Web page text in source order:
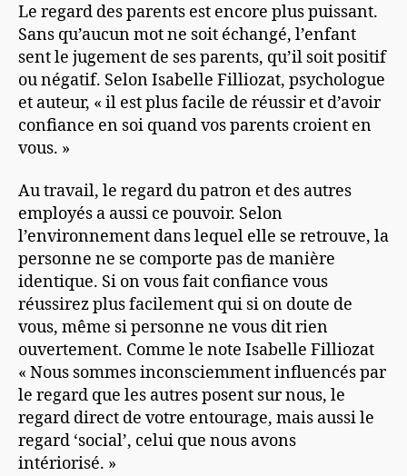
Le regard des parents est encore plus puissant.
Sans qu’aucun mot ne soit échangé, l’enfant
sent le jugement de ses parents, qu’il soit positif
ou négatif. Selon Isabelle Filliozat, psychologue
et auteur, « il est plus facile de réussir et d’avoir
confiance en soi quand vos parents croient en
vous. »
Au travail, le regard du patron et des autres
employés a aussi ce pouvoir. Selon
l’environnement dans lequel elle se retrouve, la
personne ne se comporte pas de manière
identique. Si on vous fait confiance vous
réussirez plus facilement qui si on doute de
vous, même si personne ne vous dit rien
ouvertement. Comme le note Isabelle Filliozat
« Nous sommes inconsciemment influencés par
le regard que les autres posent sur nous, le
regard direct de votre entourage, mais aussi le
regard ‘social’, celui que nous avons
intériorisé. »